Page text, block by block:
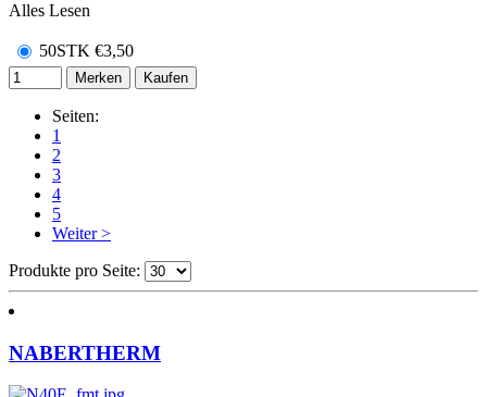
Alles Lesen
50STK €3,50
Merken Kaufen
Seiten:
1
2
3
4
5
Weiter >
Produkte pro Seite:
NABERTHERM